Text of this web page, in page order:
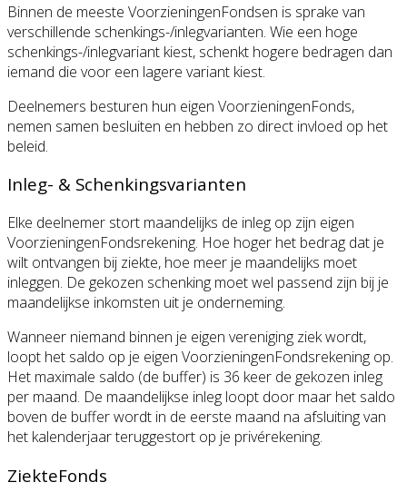
Binnen de meeste VoorzieningenFondsen is sprake van
verschillende schenkings-/inlegvarianten. Wie een hoge
schenkings-/inlegvariant kiest, schenkt hogere bedragen dan
iemand die voor een lagere variant kiest.
Deelnemers besturen hun eigen VoorzieningenFonds,
nemen samen besluiten en hebben zo direct invloed op het
beleid.
Inleg- & Schenkingsvarianten
Elke deelnemer stort maandelijks de inleg op zijn eigen
VoorzieningenFondsrekening. Hoe hoger het bedrag dat je
wilt ontvangen bij ziekte, hoe meer je maandelijks moet
inleggen. De gekozen schenking moet wel passend zijn bij je
maandelijkse inkomsten uit je onderneming.
Wanneer niemand binnen je eigen vereniging ziek wordt,
loopt het saldo op je eigen VoorzieningenFondsrekening op.
Het maximale saldo (de buffer) is 36 keer de gekozen inleg
per maand. De maandelijkse inleg loopt door maar het saldo
boven de buffer wordt in de eerste maand na afsluiting van
het kalenderjaar teruggestort op je privérekening.
ZiekteFonds